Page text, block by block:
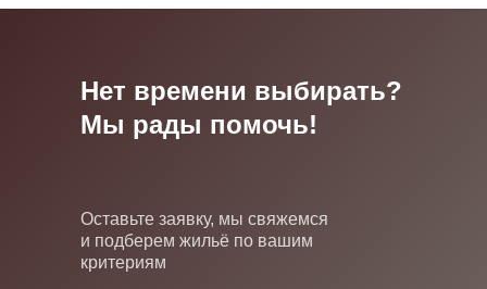
Нет времени выбирать?
Мы рады помочь!
Оставьте заявку, мы свяжемся
и подберем жильё по вашим
критериям